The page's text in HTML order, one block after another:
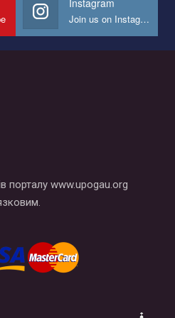
- это зайти на наш канал YouTube
лайк под видео.
Join us on Instagram
порталу www.upogau.org